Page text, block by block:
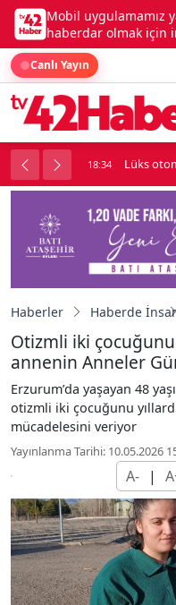
Mobil uygulamamız
haberdar olmak için
Canlı Yayın
kavga çıktı 18:34 Lüks
Haberler Haberde
Otizmli iki
annenin Anneler
Erzurum’da yaşayan 48
otizmli iki çocuğunu
mücadelesini veriyor
Yayınlanma Tarihi: 10.05.2026
A- |